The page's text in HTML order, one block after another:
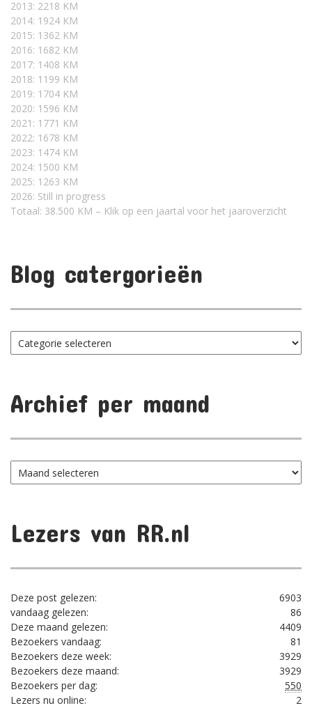
2013: 2218 KM
2014: 1924 KM
2015: 1362 KM
2016: 1682 KM
2017: 1408 KM
2018: 1199 KM
2019: 1704 KM
2020: 1596 KM
2021: 1771 KM
2022: 1678 KM
2023: 1474 KM
2024: 1500 KM
2025: 1263 KM
2026: Still in progress
Totaal: 38.500 KM – Klik op een jaartal voor het jaaroverzicht
Blog catergorieën
Blog
catergorieën
Archief per maand
Archief
per
Lezers van RR.nl
6903
Deze post gelezen:
86
vandaag gelezen:
4409
Deze maand gelezen:
81
Bezoekers vandaag:
3929
Bezoekers deze week:
3929
Bezoekers deze maand:
550
Bezoekers per dag:
2
Lezers nu online: